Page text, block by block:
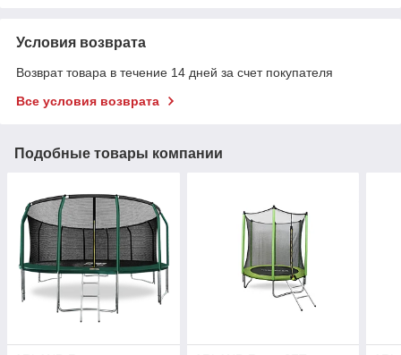
Условия возврата
Возврат товара в течение 14 дней за счет покупателя
Все условия возврата
Подобные товары компании